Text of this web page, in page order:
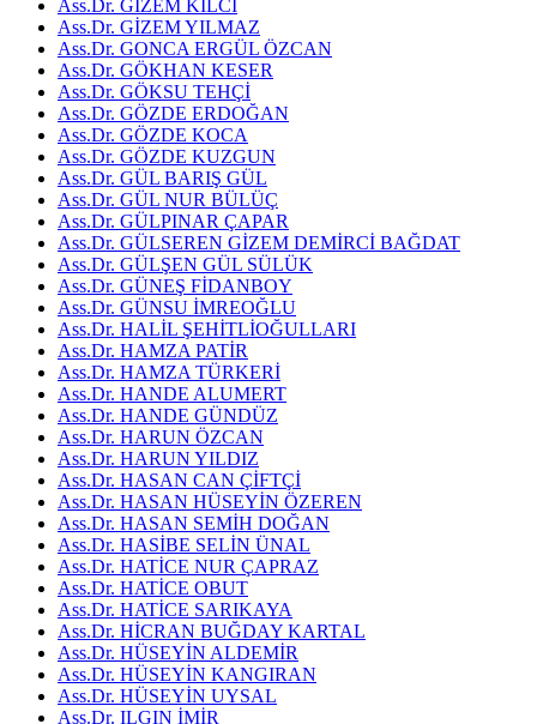
Ass.Dr. GİZEM KILCI
Ass.Dr. GİZEM YILMAZ
Ass.Dr. GONCA ERGÜL ÖZCAN
Ass.Dr. GÖKHAN KESER
Ass.Dr. GÖKSU TEHÇİ
Ass.Dr. GÖZDE ERDOĞAN
Ass.Dr. GÖZDE KOCA
Ass.Dr. GÖZDE KUZGUN
Ass.Dr. GÜL BARIŞ GÜL
Ass.Dr. GÜL NUR BÜLÜÇ
Ass.Dr. GÜLPINAR ÇAPAR
Ass.Dr. GÜLSEREN GİZEM DEMİRCİ BAĞDAT
Ass.Dr. GÜLŞEN GÜL SÜLÜK
Ass.Dr. GÜNEŞ FİDANBOY
Ass.Dr. GÜNSU İMREOĞLU
Ass.Dr. HALİL ŞEHİTLİOĞULLARI
Ass.Dr. HAMZA PATİR
Ass.Dr. HAMZA TÜRKERİ
Ass.Dr. HANDE ALUMERT
Ass.Dr. HANDE GÜNDÜZ
Ass.Dr. HARUN ÖZCAN
Ass.Dr. HARUN YILDIZ
Ass.Dr. HASAN CAN ÇİFTÇİ
Ass.Dr. HASAN HÜSEYİN ÖZEREN
Ass.Dr. HASAN SEMİH DOĞAN
Ass.Dr. HASİBE SELİN ÜNAL
Ass.Dr. HATİCE NUR ÇAPRAZ
Ass.Dr. HATİCE OBUT
Ass.Dr. HATİCE SARIKAYA
Ass.Dr. HİCRAN BUĞDAY KARTAL
Ass.Dr. HÜSEYİN ALDEMİR
Ass.Dr. HÜSEYİN KANGIRAN
Ass.Dr. HÜSEYİN UYSAL
Ass.Dr. ILGIN İMİR